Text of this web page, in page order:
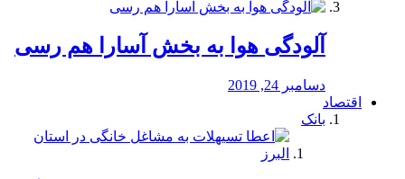
آلودگی هوا به بخش آسارا هم رسی
دسامبر 24, 2019
اقتصاد
بانک